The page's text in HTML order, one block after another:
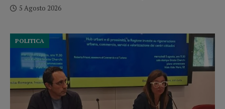
5 Agosto 2026
POLITICA